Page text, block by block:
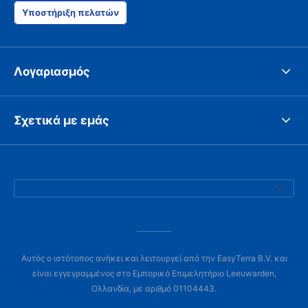
Υποστήριξη πελατών
Λογαριασμός
Σχετικά με εμάς
Αυτός ο ιστότοπος ανήκει και λειτουργεί από την EasyTerra B.V. και
είναι εγγεγραμμένος στο Εμπορικό Επιμελητήριο Leeuwarden,
Ολλανδία, με αριθμό 01104443.